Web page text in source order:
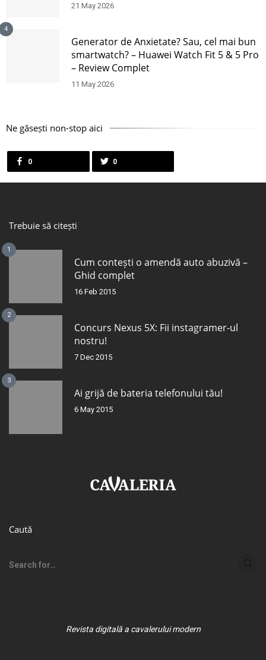
21 May 2026
4
Generator de Anxietate? Sau, cel mai bun
smartwatch? – Huawei Watch Fit 5 & 5 Pro
– Review Complet
11 May 2026
Ne găsești non-stop aici
0 0
Trebuie să citești
1
Cum contești o amendă auto abuzivă –
Ghid complet
16 Feb 2015
2
Concurs Nexus 5X: Fii instagramer-ul
nostru!
7 Dec 2015
3
Ai grijă de bateria telefonului tău!
6 May 2015
Caută
Revista digitală a cavalerului modern